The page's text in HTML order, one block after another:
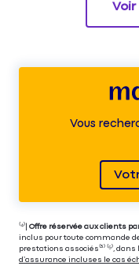
Voir
Vous
⁽⁴⁾| Offre réservée aux clients
inclus pour toute commande
prestations associés⁽³⁾ ⁽⁵⁾,
d’assurance incluses le cas